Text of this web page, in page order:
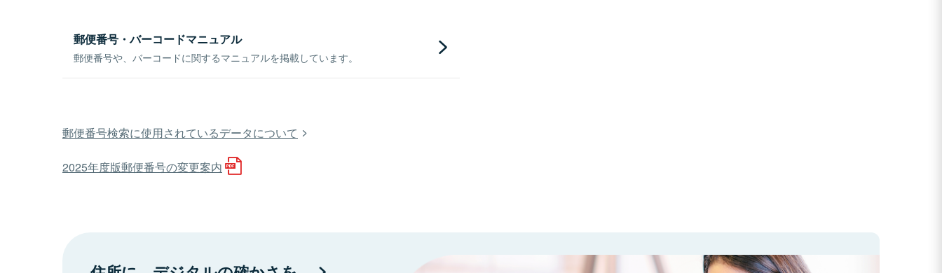
郵便番号・バーコードマニュアル
郵便番号や、バーコードに関するマニュアルを掲載しています。
郵便番号検索に使用されているデータについて
2025年度版郵便番号の変更案内